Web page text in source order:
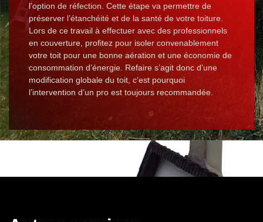
l’option de réfection. Cette étape va permettre de
préserver l’étanchéité et de la santé de votre toiture.
Lors de ce travail à effectuer avec des professionnels
en couverture, profitez pour isoler convenablement
votre toit pour une bonne aération et une économie de
consommation d’énergie. Refaire s’agit donc d’une
modification globale du toit, c’est pourquoi
l’intervention d’un pro est toujours recommandée.